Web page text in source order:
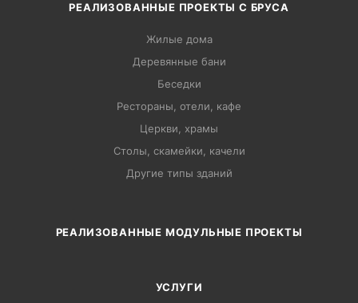
РЕАЛИЗОВАННЫЕ ПРОЕКТЫ С БРУСА
Жилые дома
Деревянные бани
Беседки
Рестораны, отели, кафе
Церкви, храмы
Столы, скамейки, качели
Другие типы зданий
РЕАЛИЗОВАННЫЕ МОДУЛЬНЫЕ ПРОЕКТЫ
УСЛУГИ